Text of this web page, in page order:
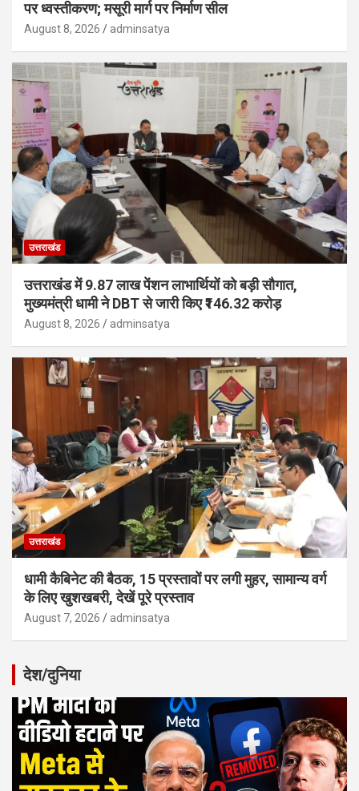
पर ध्वस्तीकरण; मसूरी मार्ग पर निर्माण सील
August 8, 2026 adminsatya
उत्तराखंड
उत्तराखंड में 9.87 लाख पेंशन लाभार्थियों को बड़ी सौगात,
मुख्यमंत्री धामी ने DBT से जारी किए ₹146.32 करोड़
August 8, 2026 adminsatya
उत्तराखंड
धामी कैबिनेट की बैठक, 15 प्रस्तावों पर लगी मुहर, सामान्य वर्ग
के लिए खुशखबरी, देखें पूरे प्रस्ताव
August 7, 2026 adminsatya
देश/दुनिया